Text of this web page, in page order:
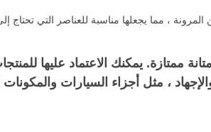
، مثل أجزاء السيارات